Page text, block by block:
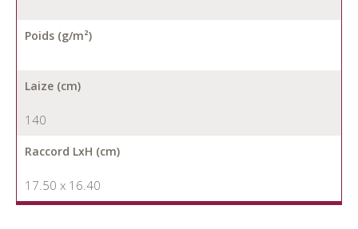
Poids (g/m²)
Laize (cm)
140
Raccord LxH (cm)
17.50 x 16.40